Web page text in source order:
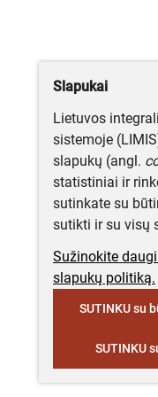
Slapukai
Lietuvos
sistemoje
slapukų (angl.
statistiniai ir
sutinkate su
sutikti ir su visų
Sužinokite
slapukų politiką.
SUTINKU su
SUTINKU